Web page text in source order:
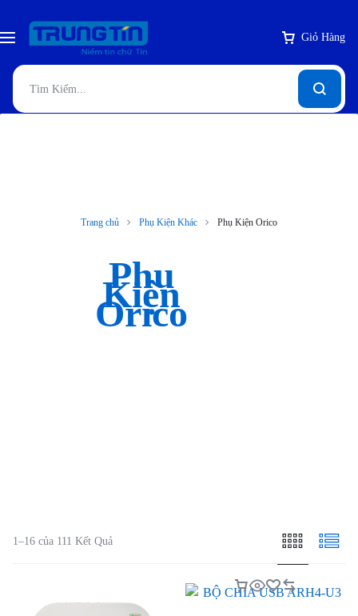
Giỏ Hàng
Trang chủ Phụ Kiện Khác Phụ Kiện Orico
Phụ
Kiện
Orico
1–16 của 111 Kết Quả